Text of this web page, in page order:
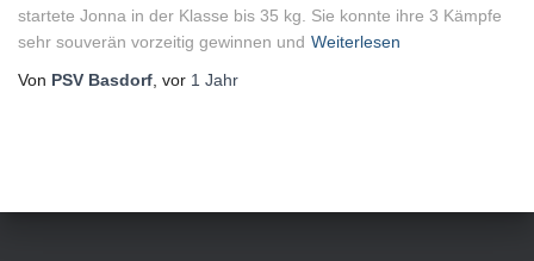
startete Jonna in der Klasse bis 35 kg. Sie konnte ihre 3 Kämpfe
sehr souverän vorzeitig gewinnen und Weiterlesen
Von PSV Basdorf , vor 1 Jahr